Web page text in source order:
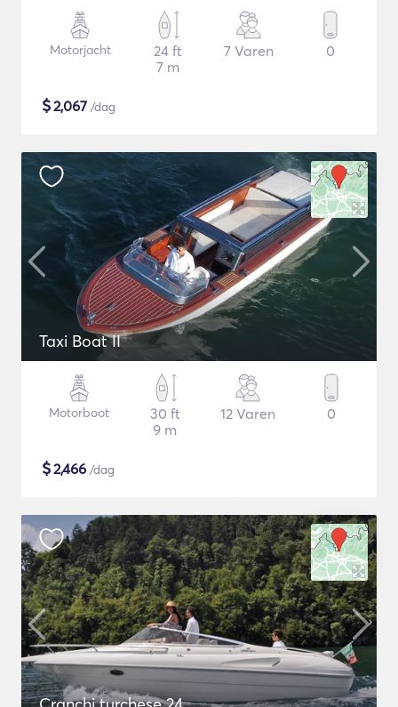
Motorjacht
24 ft
7 m
7 Varen 0
$2,067 /dag
Taxi Boat II
Motorboot
30 ft
9 m
12 Varen 0
$2,466 /dag